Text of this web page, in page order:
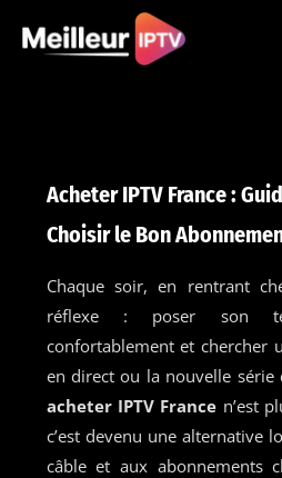
content
Acheter IPTV France :
Choisir le Bon
Chaque soir, en rentrant
réflexe : poser son
confortablement et chercher
en direct ou la nouvelle série
acheter IPTV France n’est
c’est devenu une alternative
câble et aux abonnements